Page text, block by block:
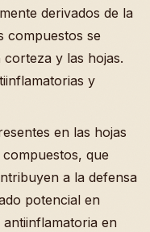
derivados de la
compuestos se
y las hojas.
y
en las hojas
que
a la defensa
potencial en
en